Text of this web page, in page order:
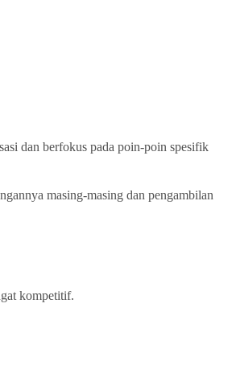
dan berfokus pada poin-poin spesifik
masing-masing dan pengambilan
kompetitif.